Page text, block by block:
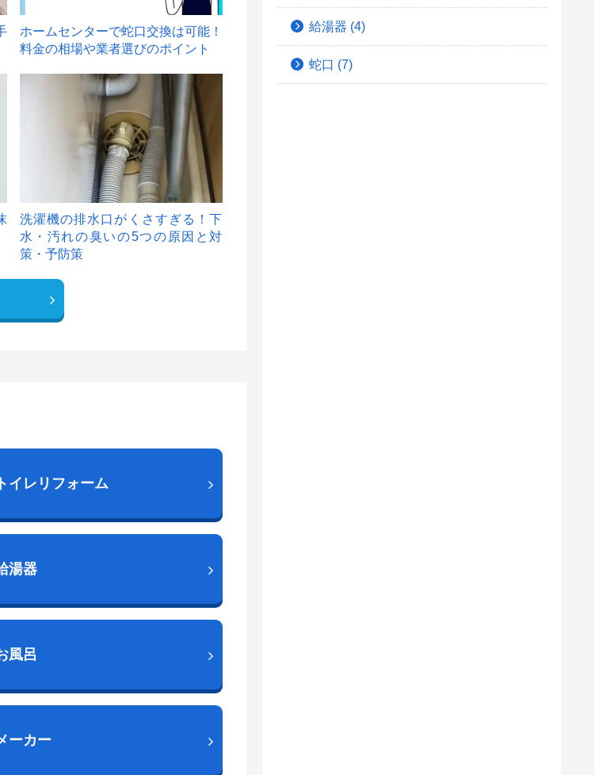
ホームセンターで蛇口交換は可能！
料金の相場や業者選びのポイント
洗濯機の排水口がくさすぎる！下
水・汚れの臭いの5つの原因と対
策・予防策
トイレリフォーム
湯器
風呂
ーカー
給湯器 (4)
蛇口 (7)